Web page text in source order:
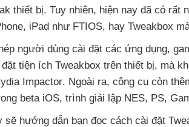
thiết bị. Tuy nhiên, hiện nay đã có rất
, iPad như FTIOS, hay Tweakbox
người dùng cài đặt các ứng dụng,
tiện ích Tweakbox trên thiết bị, mà
Impactor. Ngoài ra, công cụ còn
beta iOS, trình giải lập NES, PS,
sẽ hướng dẫn bạn đọc cách cài đặt